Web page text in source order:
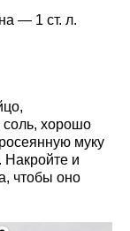
— 1 ст. л.
соль, хорошо
муку
Накройте и
чтобы оно